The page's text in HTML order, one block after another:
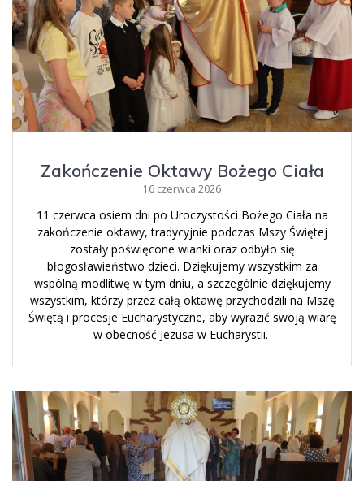
Zakończenie Oktawy Bożego Ciała
16 czerwca 2026
11 czerwca osiem dni po Uroczystości Bożego Ciała na
zakończenie oktawy, tradycyjnie podczas Mszy Świętej
zostały poświęcone wianki oraz odbyło się
błogosławieństwo dzieci. Dziękujemy wszystkim za
wspólną modlitwę w tym dniu, a szczególnie dziękujemy
wszystkim, którzy przez całą oktawę przychodzili na Mszę
Świętą i procesje Eucharystyczne, aby wyrazić swoją wiarę
w obecność Jezusa w Eucharystii.